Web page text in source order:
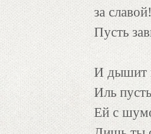
за славой!
Пусть
И дышит
Иль
Ей с